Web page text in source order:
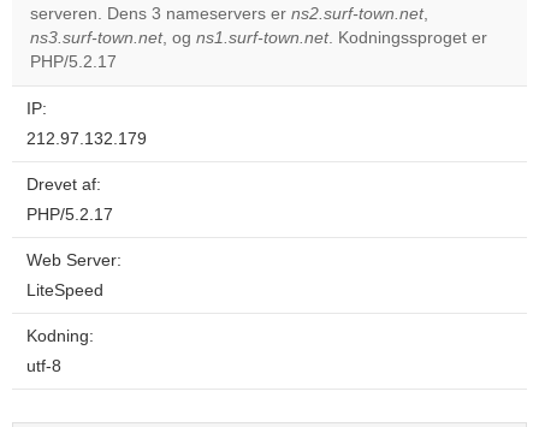
Do you
own this
OK
serveren. Dens 3 nameservers er ns2.surf-town.net,
ns3.surf-town.net, og ns1.surf-town.net. Kodningssproget er
PHP/5.2.17
IP:
212.97.132.179
Drevet af:
PHP/5.2.17
Web Server:
LiteSpeed
Kodning:
utf-8